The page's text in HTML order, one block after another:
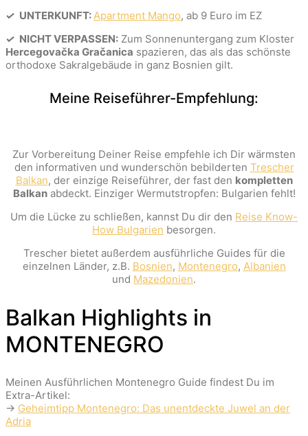
✓ UNTERKUNFT:Apartment Mango, ab 9 Euro im EZ
✓ NICHT VERPASSEN: Zum Sonnenuntergang zum Kloster
Hercegovačka Gračanica spazieren, das als das schönste
orthodoxe Sakralgebäude in ganz Bosnien gilt.
Meine Reiseführer-Empfehlung:
Zur Vorbereitung Deiner Reise empfehle ich Dir wärmsten
den informativen und wunderschön bebilderten Trescher
Balkan, der einzige Reiseführer, der fast den kompletten
Balkanabdeckt. Einziger Wermutstropfen: Bulgarien fehlt!
Um die Lücke zu schließen, kannst Du dir den Reise Know-
How Bulgarien besorgen.
Trescher bietet außerdem ausführliche Guides für die
einzelnen Länder, z.B. Bosnien, Montenegro, Albanien
und Mazedonien.
Balkan Highlights in
MONTENEGRO
Meinen Ausführlichen Montenegro Guide findest Du im
Extra-Artikel:
→ Geheimtipp Montenegro: Das unentdeckte Juwel an der
Adria